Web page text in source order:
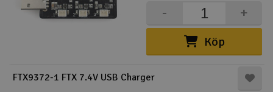
Köp
+
-
FTX9372-1 FTX 7.4V USB Charger